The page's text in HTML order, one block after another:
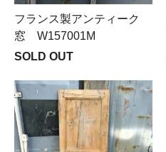
フランス製アンティーク
窓 W157001M
SOLD OUT